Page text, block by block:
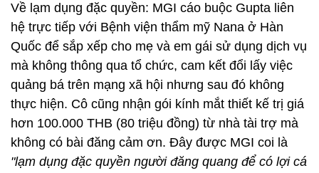
Về lạm dụng đặc quyền: MGI cáo buộc Gupta liên
hệ trực tiếp với Bệnh viện thẩm mỹ Nana ở Hàn
Quốc để sắp xếp cho mẹ và em gái sử dụng dịch vụ
mà không thông qua tổ chức, cam kết đổi lấy việc
quảng bá trên mạng xã hội nhưng sau đó không
thực hiện. Cô cũng nhận gói kính mắt thiết kế trị giá
hơn 100.000 THB (80 triệu đồng) từ nhà tài trợ mà
không có bài đăng cảm ơn. Đây được MGI coi là
"lạm dụng đặc quyền người đăng quang để có lợi cá